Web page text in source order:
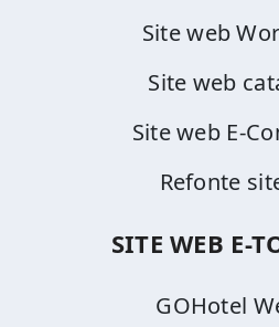
Site web
Site web
Site web E-
Refonte
SITE WEB E-
GOHotel